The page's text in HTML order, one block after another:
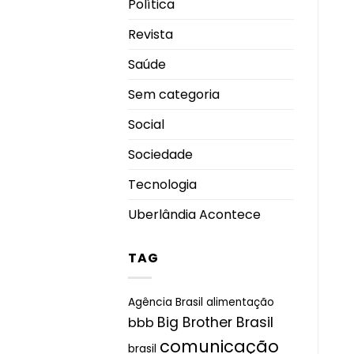
Política
Revista
Saúde
Sem categoria
Social
Sociedade
Tecnologia
Uberlândia Acontece
TAG
Agência Brasil alimentação
bbb Big Brother Brasil
brasil comunicação